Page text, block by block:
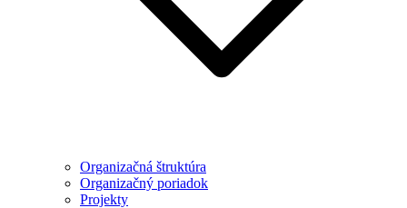
Organizačná štruktúra
Organizačný poriadok
Projekty